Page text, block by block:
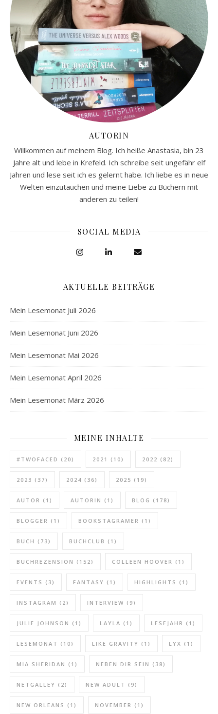
AUTORIN
Willkommen auf meinem Blog. Ich heiße Anastasia, bin 23
Jahre alt und lebe in Krefeld. Ich schreibe seit ungefähr elf
Jahren und lese seit ich es gelernt habe. Ich liebe es in neue
Welten einzutauchen und meine Liebe zu Büchern mit
anderen zu teilen!
SOCIAL MEDIA
AKTUELLE BEITRÄGE
Mein Lesemonat Juli 2026
Mein Lesemonat Juni 2026
Mein Lesemonat Mai 2026
Mein Lesemonat April 2026
Mein Lesemonat März 2026
MEINE INHALTE
#TWOFACED (20) 2021 (10) 2022 (82)
2023 (37) 2024 (36) 2025 (19)
AUTOR (1) AUTORIN (1) BLOG (178)
BLOGGER (1) BOOKSTAGRAMER (1)
BUCH (73) BUCHCLUB (1)
BUCHREZENSION (152) COLLEEN HOOVER (1)
EVENTS (3) FANTASY (1) HIGHLIGHTS (1)
INSTAGRAM (2) INTERVIEW (9)
JULIE JOHNSON (1) LAYLA (1) LESEJAHR (1)
LESEMONAT (10) LIKE GRAVITY (1) LYX (1)
MIA SHERIDAN (1) NEBEN DIR SEIN (38)
NETGALLEY (2) NEW ADULT (9)
NEW ORLEANS (1) NOVEMBER (1)